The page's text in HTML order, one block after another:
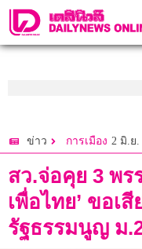
ข่าว การเมือง 2 มิ.ย.
สว.จ่อคุย 3 พร
เพื่อไทย’ ขอเ
รัฐธรรมนูญ ม